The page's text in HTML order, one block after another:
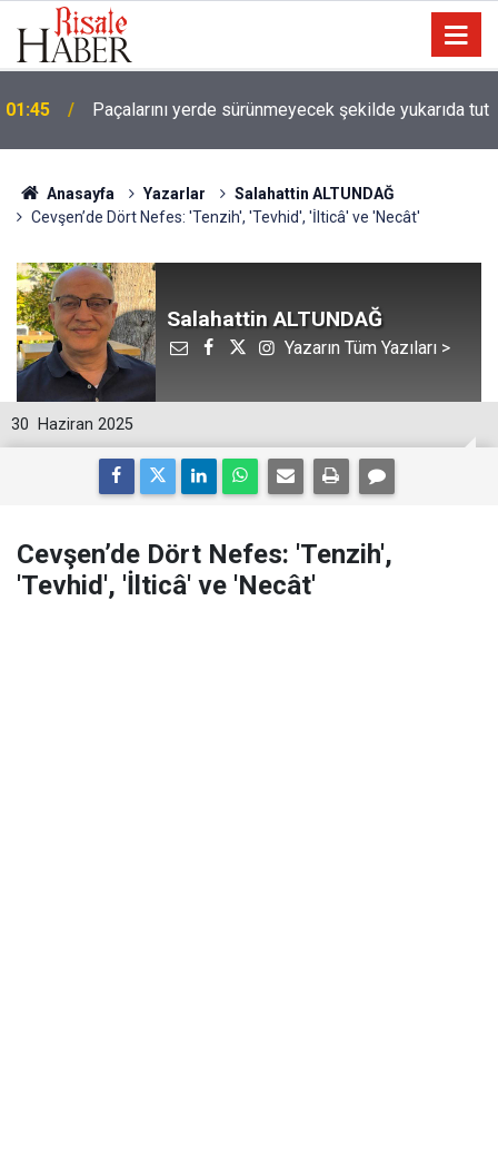
01:45 Paçalarını yerde sürünmeyecek şekilde yukarıda tut
Anasayfa Yazarlar
Salahattin ALTUNDAĞ
Cevşen’de Dört Nefes: 'Tenzih', 'Tevhid', 'İlticâ' ve 'Necât'
Salahattin ALTUNDAĞ
Yazarın Tüm Yazıları >
30 Haziran 2025
Cevşen’de Dört Nefes: 'Tenzih',
'Tevhid', 'İlticâ' ve 'Necât'